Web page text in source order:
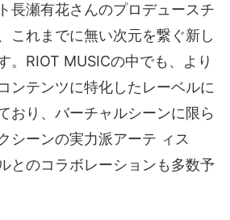
長瀬有花さんのプロデュースチ
これまでに無い次元を繋ぐ新し
。RIOT MUSICの中でも、より
ンテンツに特化したレーベルに
おり、バーチャルシーンに限ら
シーンの実力派アーテ ィス
とのコラボレーションも多数予